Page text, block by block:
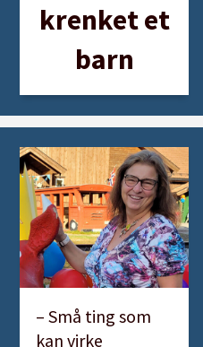
krenket et
barn
– Små ting som
kan virke